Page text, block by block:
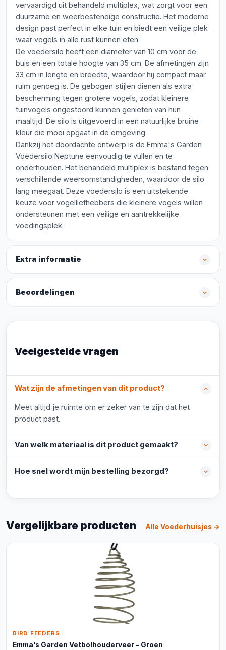
vervaardigd uit behandeld multiplex, wat zorgt voor een
duurzame en weerbestendige constructie. Het moderne
design past perfect in elke tuin en biedt een veilige plek
waar vogels in alle rust kunnen eten.
De voedersilo heeft een diameter van 10 cm voor de
buis en een totale hoogte van 35 cm. De afmetingen zijn
33 cm in lengte en breedte, waardoor hij compact maar
ruim genoeg is. De gebogen stijlen dienen als extra
bescherming tegen grotere vogels, zodat kleinere
tuinvogels ongestoord kunnen genieten van hun
maaltijd. De silo is uitgevoerd in een natuurlijke bruine
kleur die mooi opgaat in de omgeving.
Dankzij het doordachte ontwerp is de Emma's Garden
Voedersilo Neptune eenvoudig te vullen en te
onderhouden. Het behandeld multiplex is bestand tegen
verschillende weersomstandigheden, waardoor de silo
lang meegaat. Deze voedersilo is een uitstekende
keuze voor vogelliefhebbers die kleinere vogels willen
ondersteunen met een veilige en aantrekkelijke
voedingsplek.
Extra informatie
Beoordelingen
Veelgestelde vragen
Wat zijn de afmetingen van dit product?
Meet altijd je ruimte om er zeker van te zijn dat het
product past.
Van welk materiaal is dit product gemaakt?
Hoe snel wordt mijn bestelling bezorgd?
Vergelijkbare producten Alle Voederhuisjes →
BIRD FEEDERS
Emma's Garden Vetbolhouderveer - Groen